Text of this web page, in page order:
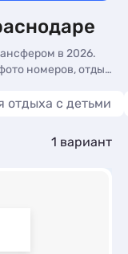
в 2026.
номеров, отдых
отдыха с детьми
1 вариант